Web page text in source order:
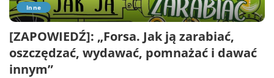
Inne
[ZAPOWIEDŹ]: „Forsa. Jak ją zarabiać,
oszczędzać, wydawać, pomnażać i dawać
innym”